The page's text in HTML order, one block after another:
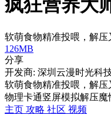
疯狂营养大
软萌食物精准投喂，解压
126MB
分享
开发商: 深圳云漫时光科
软萌食物精准投喂，解压
物理卡通竖屏模拟解压魔
主页 攻略 社区 视频